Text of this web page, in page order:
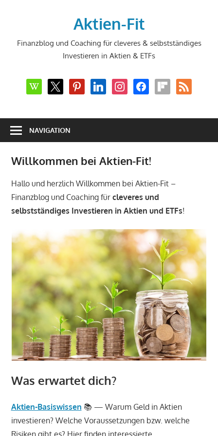
Aktien-Fit
Finanzblog und Coaching für cleveres & selbstständiges
Investieren in Aktien & ETFs
wikipedia
x pinterestlinkedininstagramfacebookflipboard
rss
NAVIGATION
Willkommen bei Aktien-Fit!
Hallo und herzlich Willkommen bei Aktien-Fit –
Finanzblog und Coaching für cleveres und
selbstständiges Investieren in Aktien und ETFs!
Was erwartet dich?
Aktien-Basiswissen 📚 — Warum Geld in Aktien
investieren? Welche Voraussetzungen bzw. welche
Risiken gibt es? Hier finden interessierte